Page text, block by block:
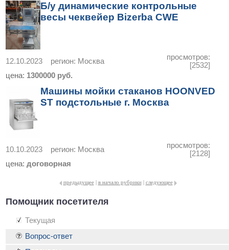
Б/у динамические контрольные
весы чеквейер Bizerba CWE
12.10.2023 регион: Москва
просмотров:
[2532]
цена: 1300000 руб.
Машины мойки стаканов HOONVED
ST подстольные г. Москва
10.10.2023 регион: Москва
просмотров:
[2128]
цена: договорная
предыдущее | в начало рубрики | следующее
Помощник посетителя
Текущая
Вопрос-ответ